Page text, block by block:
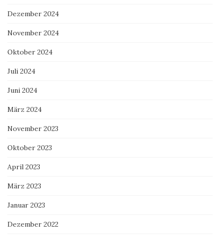
Dezember 2024
November 2024
Oktober 2024
Juli 2024
Juni 2024
März 2024
November 2023
Oktober 2023
April 2023
März 2023
Januar 2023
Dezember 2022